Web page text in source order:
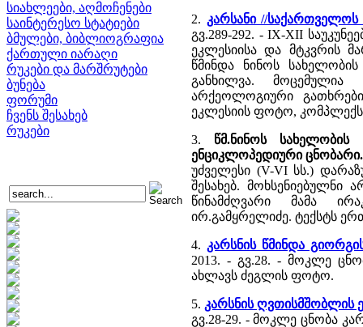
სიახლეები, აღმოჩენები
საინტერესო სტატიები
ბმულები, ბიბლიოგრაფია
ქართული იარაღი
რუკები და მარშრუტები
ბუნება
ფორუმი
ჩვენს შესახებ
რუკები
2. კარსანი //
გვ.289-292. - IX-XII
ეკლესიისა და მტკვრის
წმინდა ნინოს
განხილვა. მოცემულია
არქეოლოგიური
ეკლესიის ფოტო,
3. წმ.ნინოს
ენციკლოპედიური ცნობარი.
უძველესი (V-VI სს.)
შესახებ. მოხსენიებულნი
წინამძღვარი მამა
ირ.გამყრელიძე. ტექსტს
4. კარსნის წმინდა
2013. - გვ.28. - მოკლე
ახლავს ძეგლის ფოტო.
5. კარსნის ღვთისმშობლის
გვ.28-29. - მოკლე ცნობა